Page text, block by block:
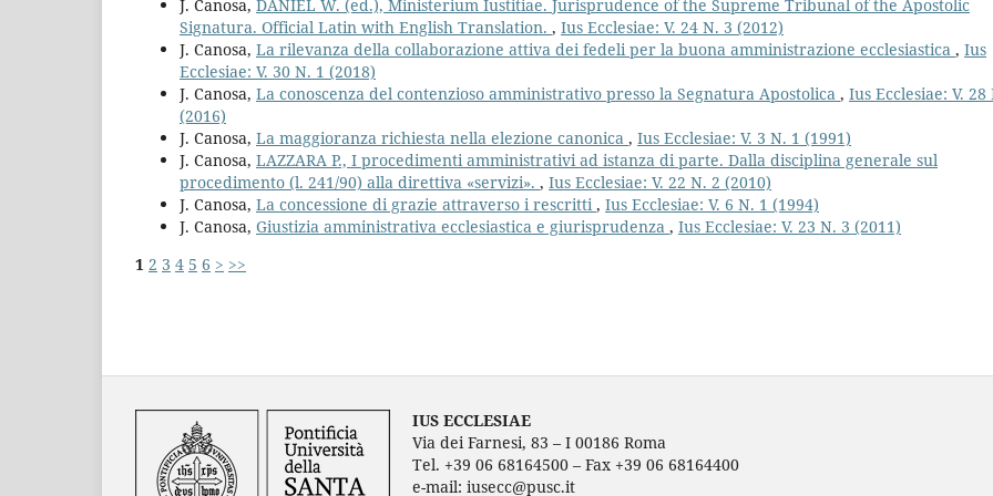
J. Canosa, DANIEL W. (ed.), Ministerium Iustitiae. Jurisprudence of the Supreme Tribunal of the Apostolic
Signatura. Official Latin with English Translation. , Ius Ecclesiae: V. 24 N. 3 (2012)
J. Canosa, La rilevanza della collaborazione attiva dei fedeli per la buona amministrazione ecclesiastica , Ius
Ecclesiae: V. 30 N. 1 (2018)
J. Canosa, La conoscenza del contenzioso amministrativo presso la Segnatura Apostolica , Ius Ecclesiae: V. 28
(2016)
J. Canosa, La maggioranza richiesta nella elezione canonica , Ius Ecclesiae: V. 3 N. 1 (1991)
J. Canosa, LAZZARA P., I procedimenti amministrativi ad istanza di parte. Dalla disciplina generale sul
procedimento (l. 241/90) alla direttiva «servizi». , Ius Ecclesiae: V. 22 N. 2 (2010)
J. Canosa, La concessione di grazie attraverso i rescritti, Ius Ecclesiae: V. 6 N. 1 (1994)
J. Canosa, Giustizia amministrativa ecclesiastica e giurisprudenza , Ius Ecclesiae: V. 23 N. 3 (2011)
1 2 3 4 5 6 > >>
IUS ECCLESIAE
Via dei Farnesi, 83 – I 00186 Roma
Tel. +39 06 68164500 – Fax +39 06 68164400
e-mail: iusecc@pusc.it